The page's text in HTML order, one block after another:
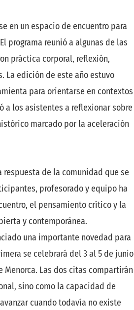
en un espacio de encuentro para
programa reunió a algunas de las
práctica corporal, reflexión,
La edición de este año estuvo
para orientarse en contextos
a los asistentes a reflexionar sobre
marcado por la aceleración
de la comunidad que se
profesorado y equipo ha
el pensamiento crítico y la
y contemporánea.
una importante novedad para
se celebrará del 3 al 5 de junio
Las dos citas compartirán
sino como la capacidad de
cuando todavía no existe